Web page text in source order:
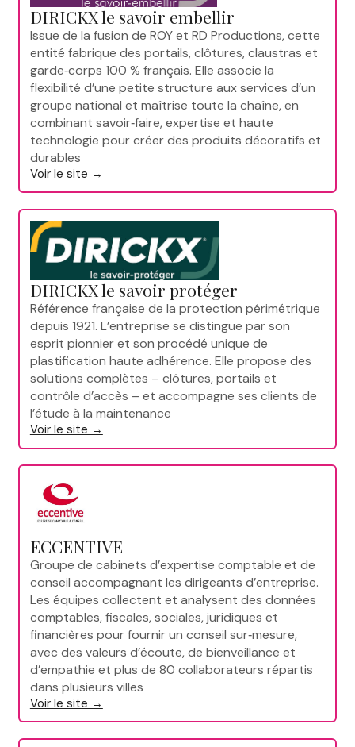
DIRICKX le savoir embellir
Issue de la fusion de ROY et RD Productions, cette
entité fabrique des portails, clôtures, claustras et
garde‑corps 100 % français. Elle associe la
flexibilité d’une petite structure aux services d’un
groupe national et maîtrise toute la chaîne, en
combinant savoir‑faire, expertise et haute
technologie pour créer des produits décoratifs et
durables
Voir le site →
DIRICKX le savoir protéger
Référence française de la protection périmétrique
depuis 1921. L’entreprise se distingue par son
esprit pionnier et son procédé unique de
plastification haute adhérence. Elle propose des
solutions complètes – clôtures, portails et
contrôle d’accès – et accompagne ses clients de
l’étude à la maintenance
Voir le site →
ECCENTIVE
Groupe de cabinets d’expertise comptable et de
conseil accompagnant les dirigeants d’entreprise.
Les équipes collectent et analysent des données
comptables, fiscales, sociales, juridiques et
financières pour fournir un conseil sur‑mesure,
avec des valeurs d’écoute, de bienveillance et
d’empathie et plus de 80 collaborateurs répartis
dans plusieurs villes
Voir le site →